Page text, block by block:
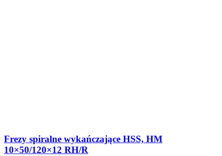
Frezy spiralne wykańczające HSS, HM
10×50/120×12 RH/R